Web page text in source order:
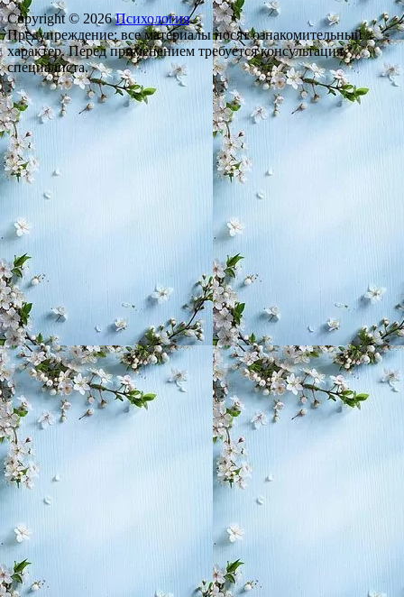
Copyright © 2026Психология.
Предупреждение: все материалы носят ознакомительный
характер. Перед применением требуется консультация
специалиста.